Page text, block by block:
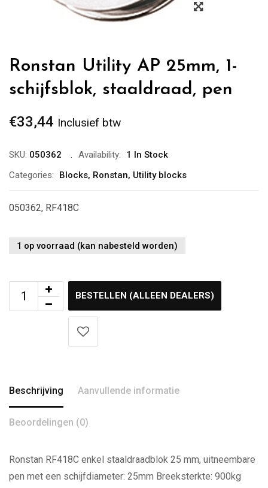
Ronstan Utility AP 25mm, 1-
schijfsblok, staaldraad, pen
€33,44 Inclusief btw
SKU: 050362 Availability:
1 In Stock
Categories:
Blocks, Ronstan, Utility blocks
050362, RF418C
1 op voorraad (kan nabesteld worden)
BESTELLEN (ALLEEN DEALERS)
Beschrijving Aanvullende informatie
Beoordelingen (0)
Ronstan RF418C enkel staaldraadblok 25 mm, uitneembare
pen met een schijfdiameter: 25mm Breeksterkte: 900kg